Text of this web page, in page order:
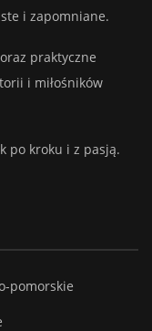
i zapomniane.
praktyczne
i miłośników
po kroku i z pasją.
pomorskie